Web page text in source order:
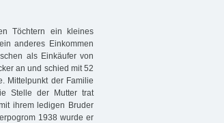
Töchtern ein kleines
anderes Einkommen
als Einkäufer von
an und schied mit 52
Mittelpunkt der Familie
Stelle der Mutter trat
ihrem ledigen Bruder
1938 wurde er